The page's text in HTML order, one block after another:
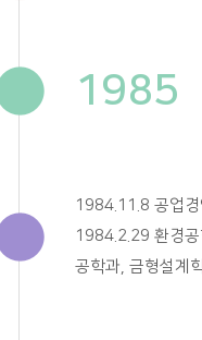
1985
1984.11.8 공업
1984.2.29 환경
공학과, 금형설계